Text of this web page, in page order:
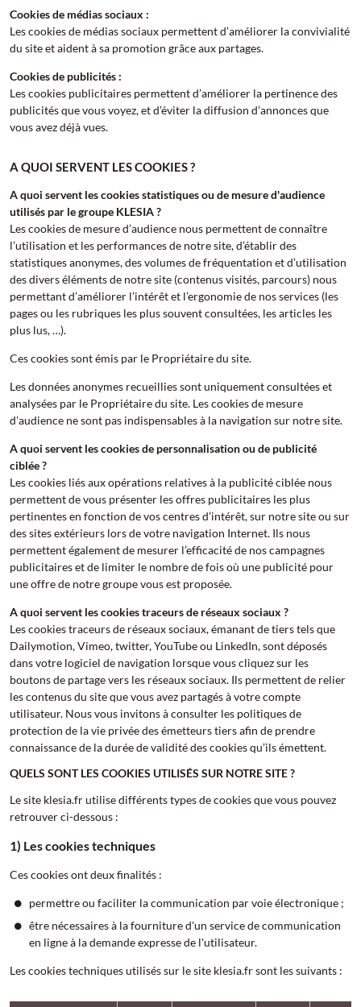
Cookies de médias sociaux :
Les cookies de médias sociaux permettent d’améliorer la convivialité
du site et aident à sa promotion grâce aux partages.
Cookies de publicités :
Les cookies publicitaires permettent d’améliorer la pertinence des
publicités que vous voyez, et d’éviter la diffusion d’annonces que
vous avez déjà vues.
A QUOI SERVENT LES COOKIES ?
A quoi servent les cookies statistiques ou de mesure d'audience
utilisés par le groupe KLESIA ?
Les cookies de mesure d’audience nous permettent de connaître
l’utilisation et les performances de notre site, d’établir des
statistiques anonymes, des volumes de fréquentation et d’utilisation
des divers éléments de notre site (contenus visités, parcours) nous
permettant d’améliorer l’intérêt et l’ergonomie de nos services (les
pages ou les rubriques les plus souvent consultées, les articles les
plus lus, …).
Ces cookies sont émis par le Propriétaire du site.
Les données anonymes recueillies sont uniquement consultées et
analysées par le Propriétaire du site. Les cookies de mesure
d’audience ne sont pas indispensables à la navigation sur notre site.
A quoi servent les cookies de personnalisation ou de publicité
ciblée ?
Les cookies liés aux opérations relatives à la publicité ciblée nous
permettent de vous présenter les offres publicitaires les plus
pertinentes en fonction de vos centres d’intérêt, sur notre site ou sur
des sites extérieurs lors de votre navigation Internet. Ils nous
permettent également de mesurer l’efficacité de nos campagnes
publicitaires et de limiter le nombre de fois où une publicité pour
une offre de notre groupe vous est proposée.
A quoi servent les cookies traceurs de réseaux sociaux ?
Les cookies traceurs de réseaux sociaux, émanant de tiers tels que
Dailymotion, Vimeo, twitter, YouTube ou LinkedIn, sont déposés
dans votre logiciel de navigation lorsque vous cliquez sur les
boutons de partage vers les réseaux sociaux. Ils permettent de relier
les contenus du site que vous avez partagés à votre compte
utilisateur. Nous vous invitons à consulter les politiques de
protection de la vie privée des émetteurs tiers afin de prendre
connaissance de la durée de validité des cookies qu’ils émettent.
QUELS SONT LES COOKIES UTILISÉS SUR NOTRE SITE ?
Le site klesia.fr utilise différents types de cookies que vous pouvez
retrouver ci-dessous :
1) Les cookies techniques
Ces cookies ont deux finalités :
permettre ou faciliter la communication par voie électronique ;
être nécessaires à la fourniture d'un service de communication
en ligne à la demande expresse de l'utilisateur.
Les cookies techniques utilisés sur le site klesia.fr sont les suivants :